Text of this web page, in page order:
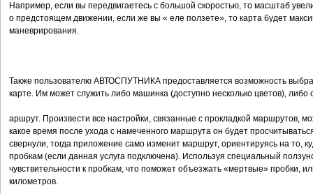
Например, если вы передвигаетесь с большой скоростью, то масштаб
о предстоящем движении, если же вы « еле ползете», то карта будет
маневрирования.
Также пользователю АВТОСПУТНИКА предоставляется возможность
карте. Им может служить либо машинка (доступно несколько цветов), либо
аршрут. Произвести все настройки, связанные с прокладкой маршрутов,
какое время после ухода с намеченного маршрута он будет
свернули, тогда приложение само изменит маршрут, ориентируясь на то,
пробкам (если данная услуга подключена). Используя специальный
чувствительности к пробкам, что поможет объезжать «мертвые» пробки,
километров.